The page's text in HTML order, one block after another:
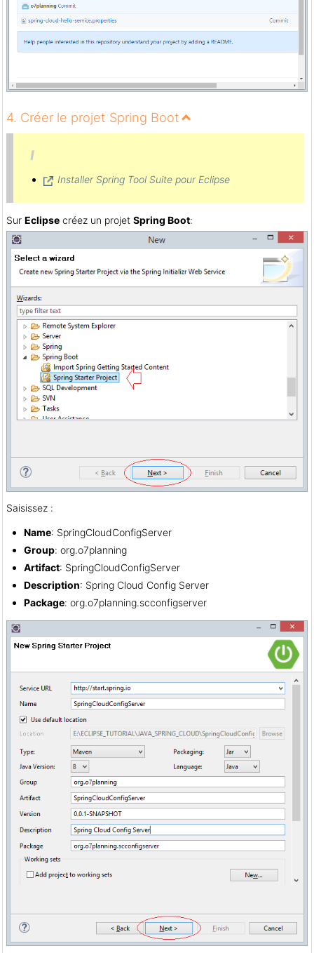
4. Créer le projet Spring Boot
Installer Spring Tool Suite pour Eclipse
Sur Eclipse créez un projet Spring Boot:
Saisissez :
Name: SpringCloudConfigServer
Group: org.o7planning
Artifact: SpringCloudConfigServer
Description: Spring Cloud Config Server
Package: org.o7planning.scconfigserver